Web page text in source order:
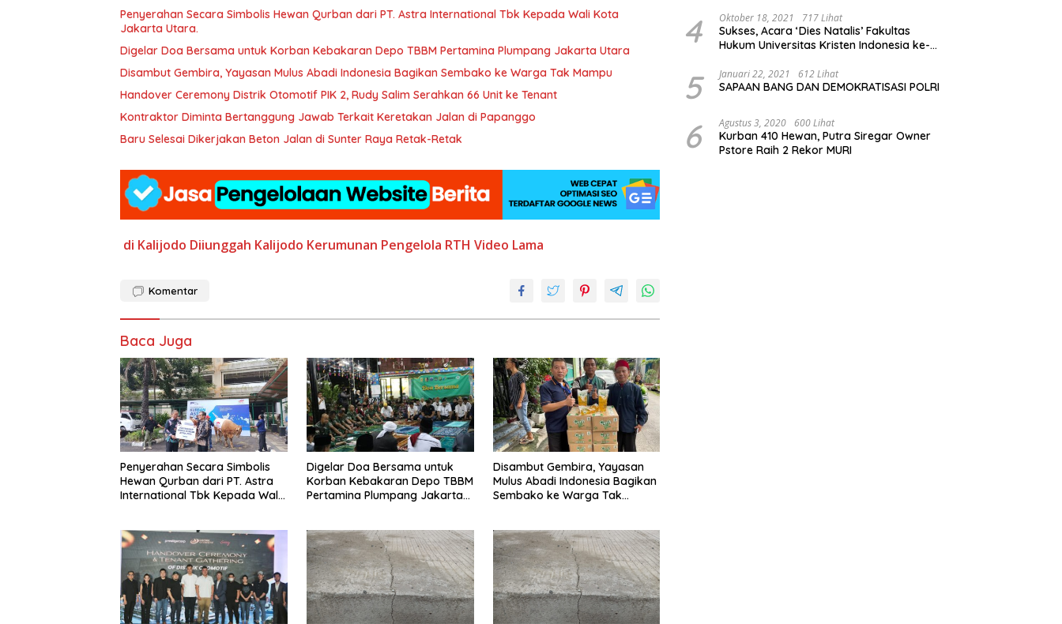
Penyerahan Secara Simbolis Hewan Qurban dari PT. Astra International Tbk Kepada Wali Kota
Jakarta Utara.
Digelar Doa Bersama untuk Korban Kebakaran Depo TBBM Pertamina Plumpang Jakarta Utara
Disambut Gembira, Yayasan Mulus Abadi Indonesia Bagikan Sembako ke Warga Tak Mampu
Handover Ceremony Distrik Otomotif PIK 2, Rudy Salim Serahkan 66 Unit ke Tenant
Kontraktor Diminta Bertanggung Jawab Terkait Keretakan Jalan di Papanggo
Baru Selesai Dikerjakan Beton Jalan di Sunter Raya Retak-Retak
di Kalijodo Diiunggah Kalijodo Kerumunan Pengelola RTH Video Lama
Komentar
Baca Juga
Penyerahan Secara Simbolis
Hewan Qurban dari PT. Astra
International Tbk Kepada Wali
Digelar Doa Bersama untuk
Korban Kebakaran Depo TBBM
Pertamina Plumpang Jakarta
Disambut Gembira, Yayasan
Mulus Abadi Indonesia Bagikan
Sembako ke Warga Tak
4 Oktober 18, 2021 717 Lihat
Sukses, Acara ‘Dies Natalis’ Fakultas
Hukum Universitas Kristen Indonesia ke-
5 Januari 22, 2021 612 Lihat
SAPAAN BANG DAN DEMOKRATISASI POLRI
6 Agustus 3, 2020 600 Lihat
Kurban 410 Hewan, Putra Siregar Owner
Pstore Raih 2 Rekor MURI